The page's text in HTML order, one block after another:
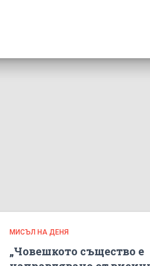
МИСЪЛ НА ДЕНЯ
„Човешкото същество е